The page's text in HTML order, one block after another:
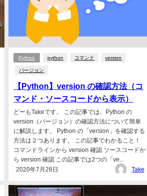
Python python コマンド version
バージョン
【Python】version の確認方法（コ
マンド・ソースコードから表示）
どーもTakeです。 この記事では、Python の
version（バージョン）の確認方法について簡単
に解説します。 Python の「version」を確認する
方法は２つあります。 この記事でわかること！
コマンドラインから version 確認 ソースコードか
ら version 確認 この記事では2つの「ve...
2020年7月28日
Take